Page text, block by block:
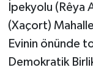
İpekyolu (Rêya
(Xaçort)
Evinin önünde
Demokratik